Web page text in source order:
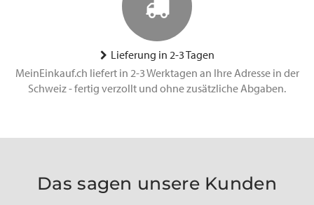
Lieferung in 2-3 Tagen
MeinEinkauf.ch liefert in 2-3 Werktagen an Ihre Adresse in der
Schweiz - fertig verzollt und ohne zusätzliche Abgaben.
Das sagen unsere Kunden